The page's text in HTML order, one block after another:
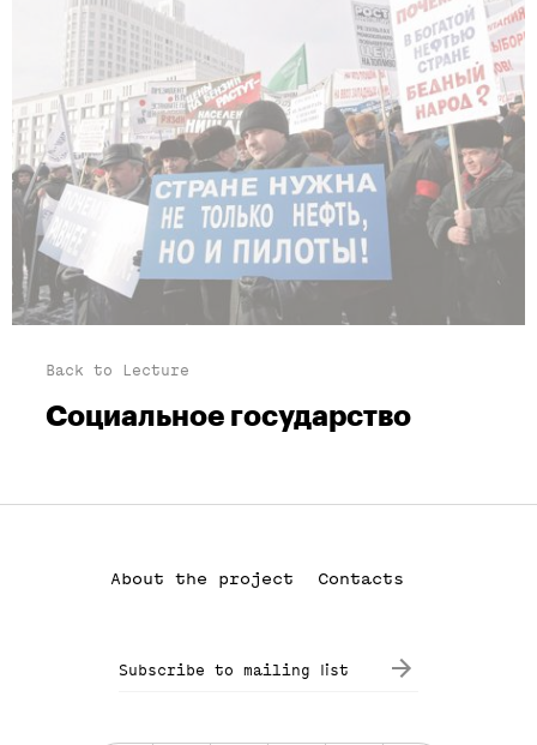
Back to Lecture
Социальное государство
About the project Contacts
Subscribe to mailing list